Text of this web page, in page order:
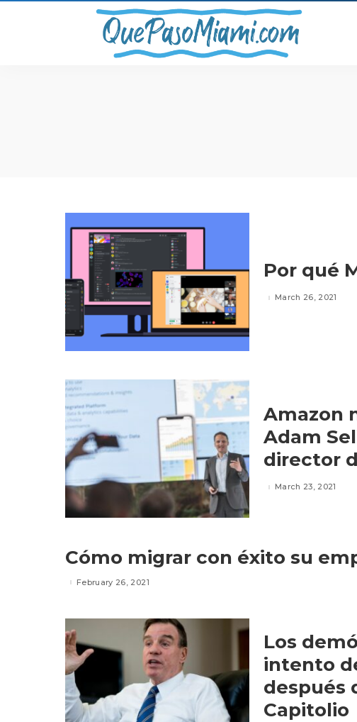
Por qué
March 26, 2021
Amazon
Adam
director
March 23, 2021
Cómo migrar con éxito su
February 26, 2021
Los
intento
después
Capitolio